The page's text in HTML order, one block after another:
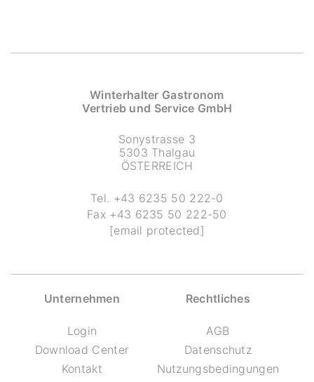
Winterhalter Gastronom
Vertrieb und Service GmbH
Sonystrasse 3
5303 Thalgau
ÖSTERREICH
Tel. +43 6235 50 222-0
Fax +43 6235 50 222-50
[email protected]
Unternehmen
Login
Download Center
Kontakt
Rechtliches
AGB
Datenschutz
Nutzungsbedingungen